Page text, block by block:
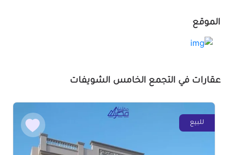
الموقع
عقارات في التجمع الخامس الشويفات
للبيع